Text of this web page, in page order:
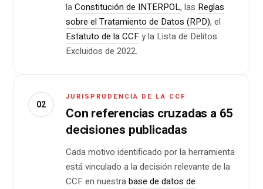
laConstitución de INTERPOL, las Reglas
sobre el Tratamiento de Datos (RPD), el
Estatuto de la CCFy la Lista de Delitos
Excluidos de 2022.
02
JURISPRUDENCIA DE LA CCF
Con referencias cruzadas a 65
decisiones publicadas
Cada motivo identificado por la herramienta
está vinculado a la decisión relevante de la
CCF en nuestrabase de datos de